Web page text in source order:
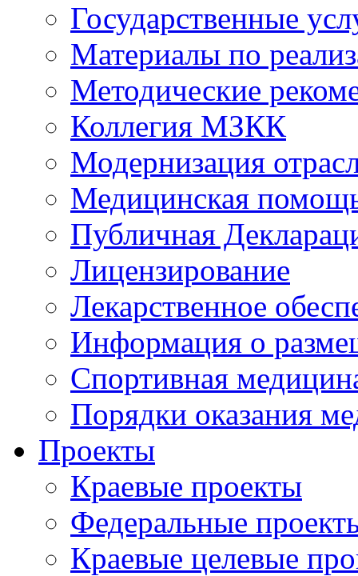
Государственные
Материалы по
Методические
Коллегия МЗКК
Модернизация
Медицинская
Публичная
Лицензирование
Лекарственное
Информация о
Спортивная
Порядки оказания
Проекты
Краевые проекты
Федеральные
Краевые целевые